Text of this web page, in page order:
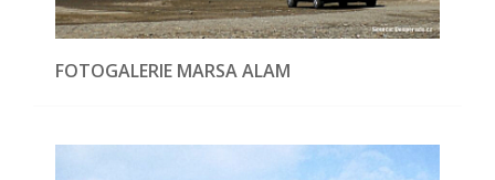
FOTOGALERIE MARSA ALAM